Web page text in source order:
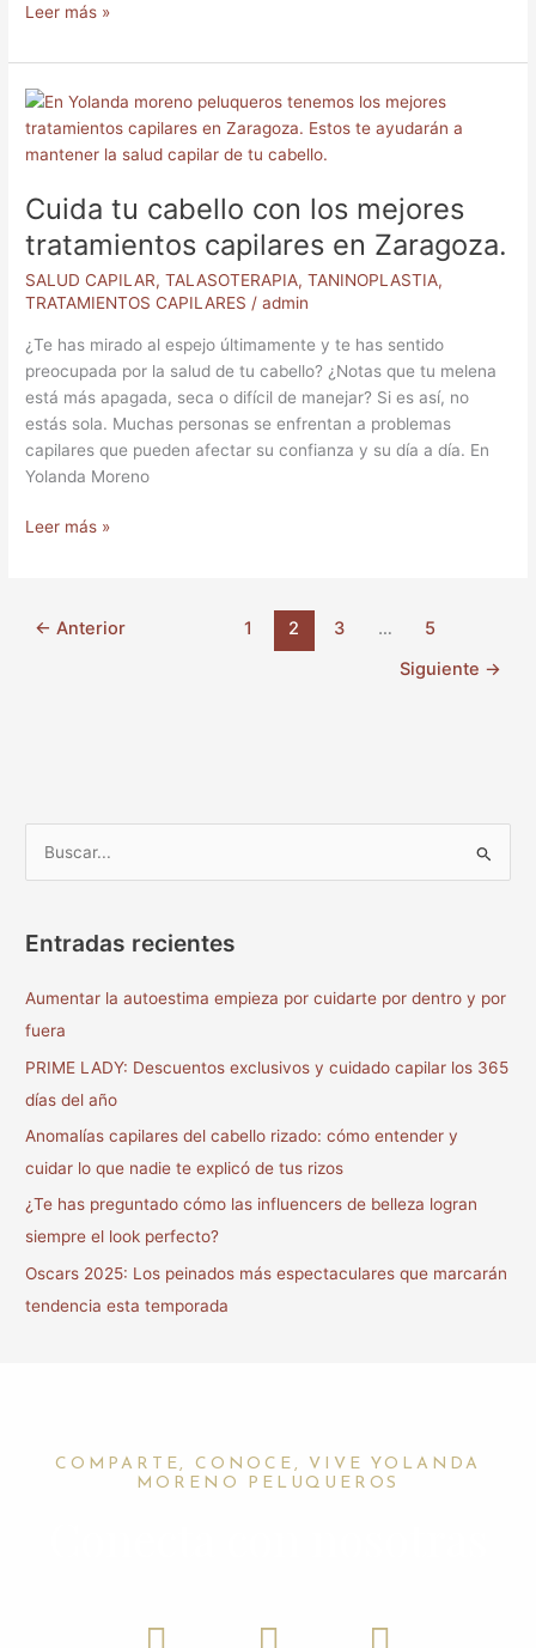
Leer más »
Cuida tu cabello con los mejores
tratamientos capilares en Zaragoza.
SALUD CAPILAR,TALASOTERAPIA,TANINOPLASTIA,
TRATAMIENTOS CAPILARES /admin
¿Te has mirado al espejo últimamente y te has sentido
preocupada por la salud de tu cabello? ¿Notas que tu melena
está más apagada, seca o difícil de manejar? Si es así, no
estás sola. Muchas personas se enfrentan a problemas
capilares que pueden afectar su confianza y su día a día. En
Yolanda Moreno
Cuida
tu
cabello
los
mejores
tratamientos
capilares
en
Zaragoza.
Leer más »
← Anterior 1 2 3 …
5
Siguiente →
c
:
Entradas recientes
Aumentar la autoestima empieza por cuidarte por dentro y por
fuera
PRIME LADY: Descuentos exclusivos y cuidado capilar los 365
días del año
Anomalías capilares del cabello rizado: cómo entender y
cuidar lo que nadie te explicó de tus rizos
¿Te has preguntado cómo las influencers de belleza logran
siempre el look perfecto?
Oscars 2025: Los peinados más espectaculares que marcarán
tendencia esta temporada
COMPARTE, CONOCE, VIVE YOLANDA
MORENO PELUQUEROS